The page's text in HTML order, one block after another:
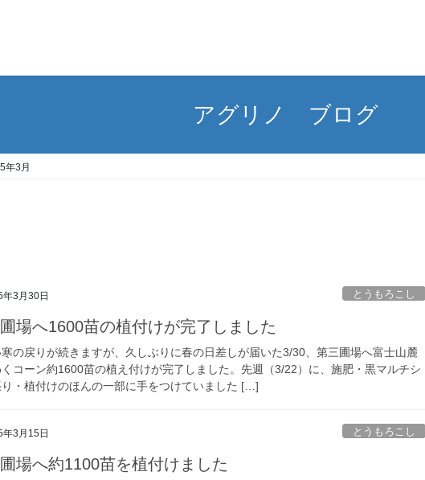
アグリノ ブログ
年3月
3月30日 とうもろこし
場へ1600苗の植付けが完了しました
の戻りが続きますが、久しぶりに春の日差しが届いた3/30、第三圃場へ富士山麓
コーン約1600苗の植え付けが完了しました。先週（3/22）に、施肥・黒マルチシ
り・植付けのほんの一部に手をつけていました […]
3月15日 とうもろこし
場へ約1100苗を植付けました